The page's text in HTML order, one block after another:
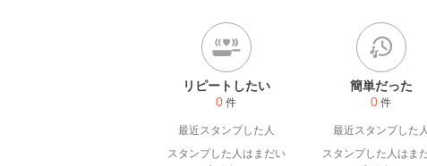
リピートしたい
0 件
最近スタンプした人
スタンプした人はまだい
簡単だった
0 件
最近スタンプした人
スタンプした人はま